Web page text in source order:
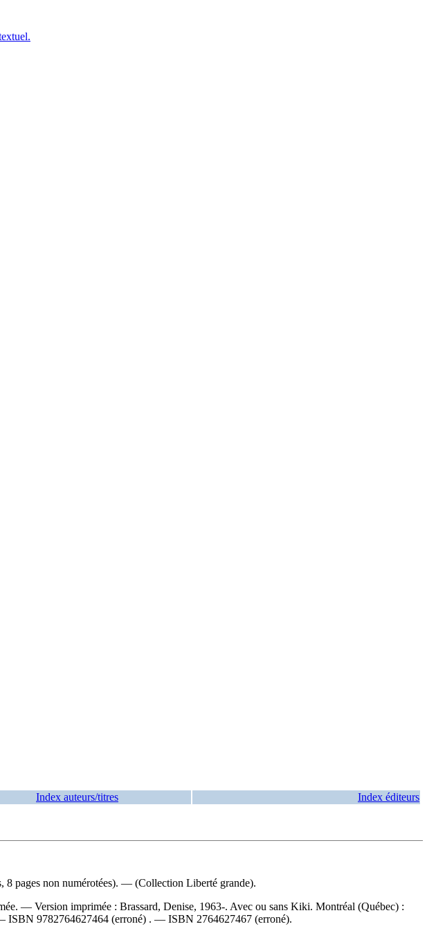
Index auteurs/titres Index éditeurs
pages non numérotées). — (Collection Liberté grande).
— Version imprimée : Brassard, Denise, 1963-. Avec ou sans Kiki. Montréal (Québec) :
ISBN 9782764627464 (erroné) . — ISBN 2764627467 (erroné).